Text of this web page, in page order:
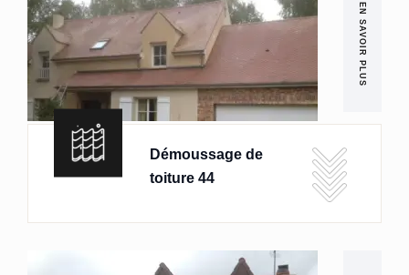
EN SAVOIR PLUS
Démoussage de
toiture 44